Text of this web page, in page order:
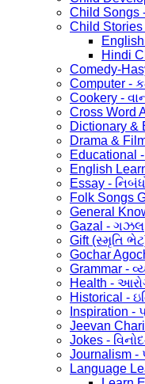
Child Songs
Child Stories
Hindi
Comedy-
Computer -
Cookery -
Cross Word
Dictionary &
Drama &
Educational
English
Essay -
Folk Songs
General
Gazal - ગઝલ
Gift (સ્મૃતિ
Gochar
Grammar -
Health -
Historical -
Inspiration -
Jeevan
Jokes -
Journalism -
Language